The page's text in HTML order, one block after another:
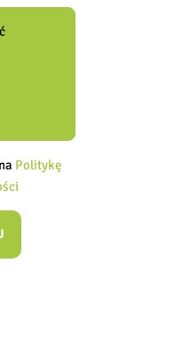
Politykę